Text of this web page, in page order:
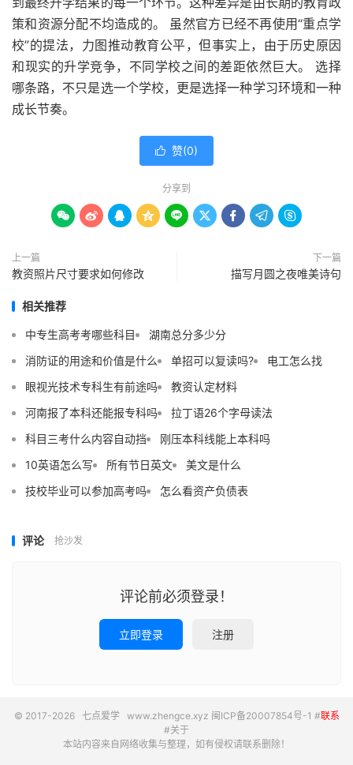
策和资源分配不均造成的。 虽然官方已经不再使用“重点学
校”的提法，力图推动教育公平，但事实上，由于历史原因
和现实的升学竞争，不同学校之间的差距依然巨大。 选择
哪条路，不只是选一个学校，更是选择一种学习环境和一种
成长节奏。
 赞(0)
分享到
        
上一篇
教资照片尺寸要求如何修改
下一篇
描写月圆之夜唯美诗句
相关推荐
中专生高考考哪些科目
湖南总分多少分
消防证的用途和价值是什么
单招可以复读吗?
电工怎么找
眼视光技术专科生有前途吗
教资认定材料
河南报了本科还能报专科吗
拉丁语26个字母读法
科目三考什么内容自动挡
刚压本科线能上本科吗
10英语怎么写
所有节日英文
美文是什么
技校毕业可以参加高考吗
怎么看资产负债表
评论 抢沙发
评论前必须登录！
立即登录 注册
© 2017-2026 七点爱学www.zhengce.xyz 闽ICP备20007854号-1 #联系
#关于
本站内容来自网络收集与整理，如有侵权请联系删除！